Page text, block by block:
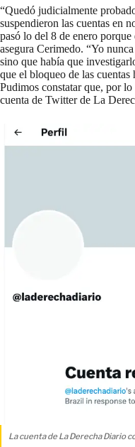
“Quedó judicialmente
suspendieron las cuentas en
pasó lo del 8 de enero
asegura Cerimedo. “Yo
sino que había que
que el bloqueo de las
Pudimos constatar que, por
cuenta de Twitter de La
La cuenta de La Derecha Diario